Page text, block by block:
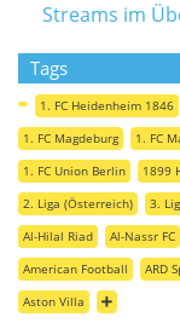
Streams im
Tags
1. FC Heidenheim 1846
1. FC Magdeburg
1. FC
1. FC Union Berlin
1899
2. Liga (Österreich)
3.
Al-Hilal Riad
Al-Nassr FC
American Football
ARD
Aston Villa